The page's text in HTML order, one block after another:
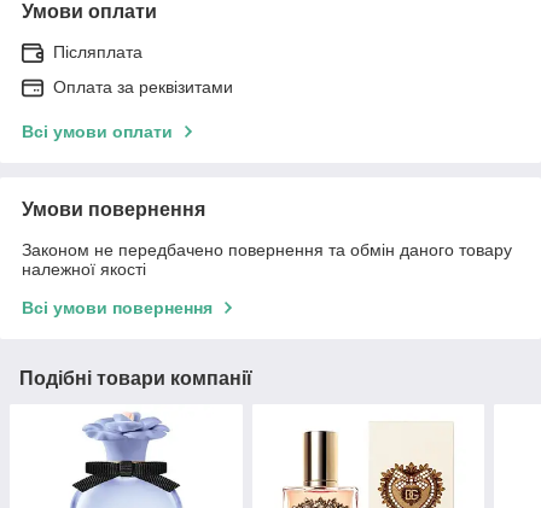
Умови оплати
Післяплата
Оплата за реквізитами
Всі умови оплати
Умови повернення
Законом не передбачено повернення та обмін даного товару
належної якості
Всі умови повернення
Подібні товари компанії